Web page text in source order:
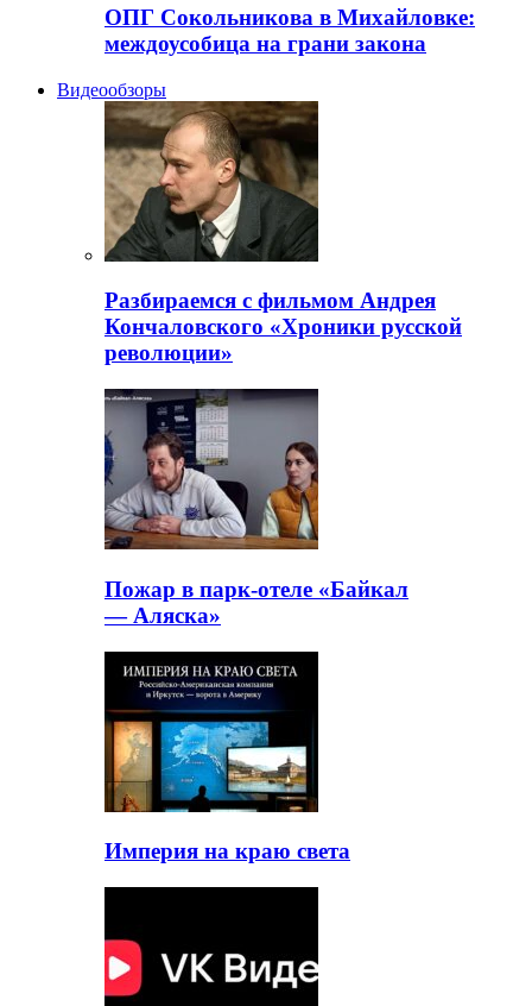
ОПГ Сокольникова в Михайловке:
междоусобица на грани закона
Видеообзоры
Разбираемся с фильмом Андрея
Кончаловского «Хроники русской
революции»
Пожар в парк-отеле «Байкал
— Аляска»
Империя на краю света